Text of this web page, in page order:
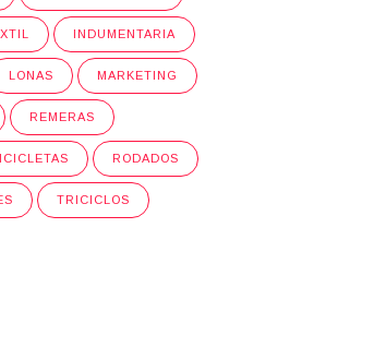
INDUMENTARIA
LONAS MARKETING
REMERAS
RODADOS
TRICICLOS